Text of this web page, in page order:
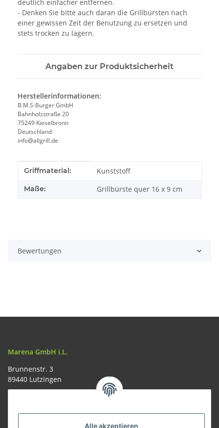
Alle akzeptieren
deutlich einfacher entfernen.
- Denken Sie bitte auch daran die Grillbürsten nach
einer gewissen Zeit der Benutzung zu ersetzen und
stets trocken zu lagern.
Angaben zur Produktsicherheit
Herstellerinformationen:
B.M.S-Burger GmbH
Bahnholzstraße 20
75249 Kieselbronn
Deutschland
info@allgrill.de
Produkteigenschaft
Wert
Griffmaterial: Kunststoff
Maße: Grillbürste quer 16 x 9 cm
Bewertungen
Marena GmbH i.L.
Brunnenstr. 3
89440 Lutzingen